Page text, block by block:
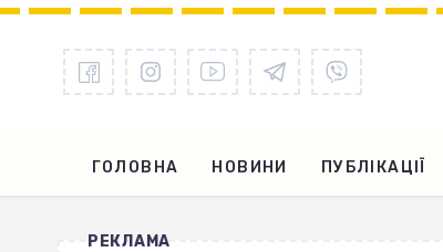
ГОЛОВНА НОВИНИ ПУБЛІКАЦІЇ
РЕКЛАМА